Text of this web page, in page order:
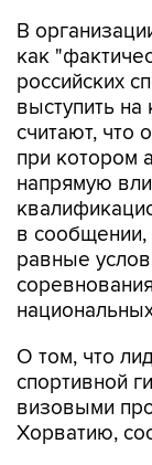
В
как
российских
выступить
считают, что
при котором
напрямую
в сообщении,
равные
О том, что
спортивной
визовыми
Хорватию,